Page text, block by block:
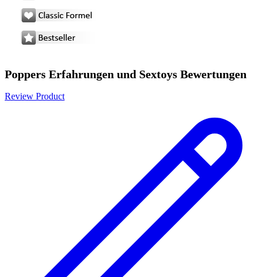
Poppers Erfahrungen und Sextoys Bewertungen
Review Product